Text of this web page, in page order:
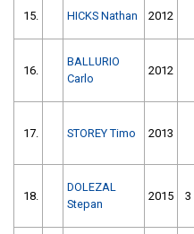
15. HICKS Nathan 2012
16.
BALLURIO
Carlo
2012
17. STOREY Timo 2013
18.
DOLEZAL
Stepan
2015 3